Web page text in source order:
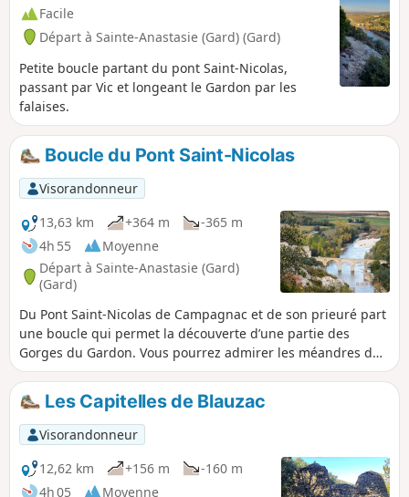
Facile
Départ à Sainte-Anastasie (Gard) (Gard)
Petite boucle partant du pont Saint-Nicolas,
passant par Vic et longeant le Gardon par les
falaises.
Boucle du Pont Saint-Nicolas
Visorandonneur
13,63 km
+364 m
-365 m
4h 55
Moyenne
Départ à Sainte-Anastasie (Gard)
(Gard)
Du Pont Saint-Nicolas de Campagnac et de son prieuré part
une boucle qui permet la découverte d’une partie des
Gorges du Gardon. Vous pourrez admirer les méandres du
Gardon, la Grotte de la Trône (ancien abri préhistorique
abritant derrière une porte en fer fermée des dessins de
mammouths et d’un félin datant du Paléolithique
supérieur), la Baume Percée, vue de dessus et d’en-dessous,
les falaises d’escalade de Russan…
Les Capitelles de Blauzac
Visorandonneur
12,62 km
+156 m
-160 m
4h 05
Moyenne